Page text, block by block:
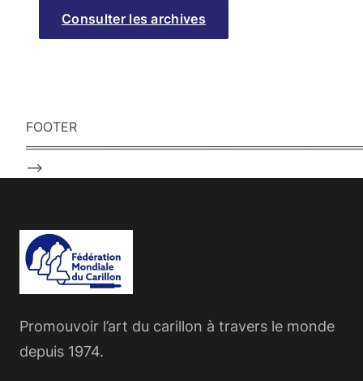
Consulter les archives
FOOTER
–>
Promouvoir l’art du carillon à travers le monde
depuis 1974.